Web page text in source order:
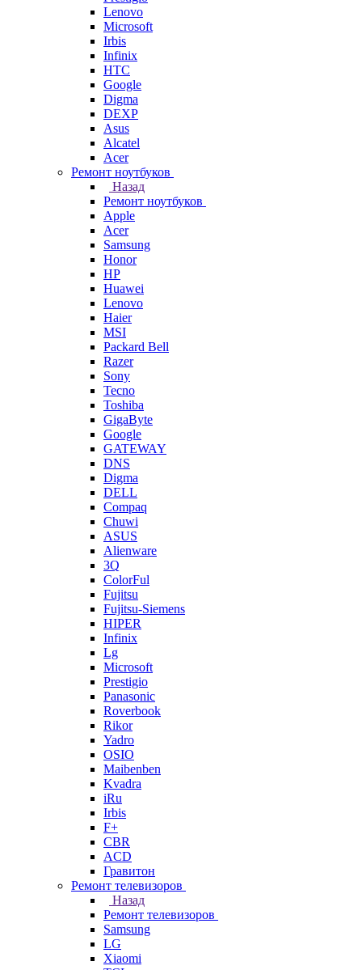
Lenovo
Microsoft
Irbis
Infinix
HTC
Google
Digma
DEXP
Asus
Alcatel
Acer
Ремонт ноутбуков
Назад
Ремонт ноутбуков
Apple
Acer
Samsung
Honor
HP
Huawei
Lenovo
Haier
MSI
Packard Bell
Razer
Sony
Tecno
Toshiba
GigaByte
Google
GATEWAY
DNS
Digma
DELL
Compaq
Chuwi
ASUS
Alienware
3Q
ColorFul
Fujitsu
Fujitsu-Siemens
HIPER
Infinix
Lg
Microsoft
Prestigio
Panasonic
Roverbook
Rikor
Yadro
OSIO
Maibenben
Kvadra
iRu
Irbis
F+
CBR
ACD
Гравитон
Ремонт телевизоров
Назад
Ремонт телевизоров
Samsung
LG
Xiaomi